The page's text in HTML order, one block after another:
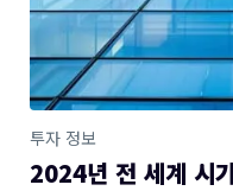
투자 정보
2024년 전 세계 시